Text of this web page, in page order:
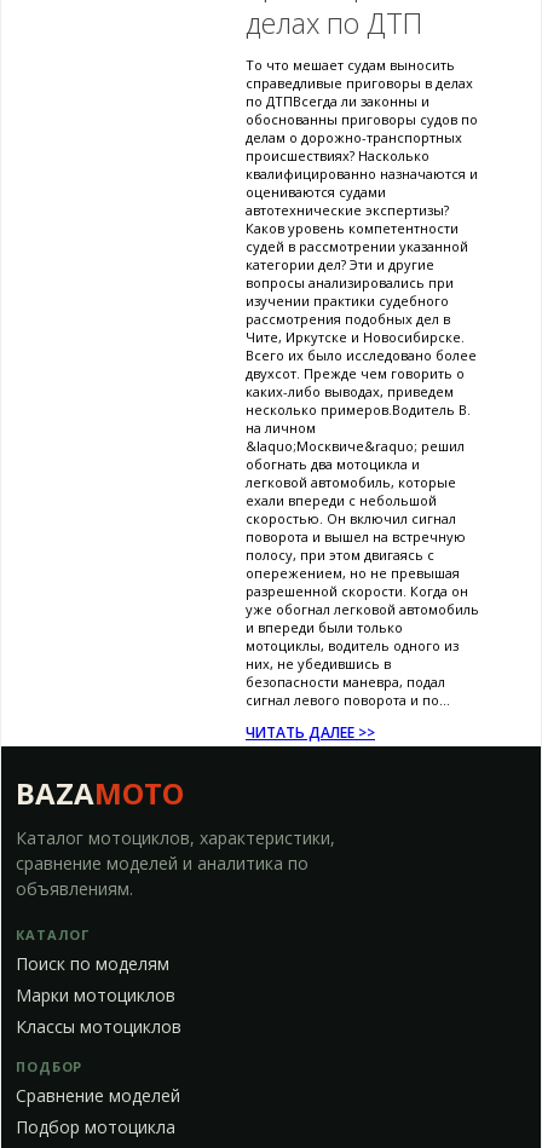
делах по ДТП
То что мешает судам выносить
справедливые приговоры в делах
по ДТПВсегда ли законны и
обоснованны приговоры судов по
делам о дорожно-транспортных
происшествиях? Насколько
квалифицированно назначаются и
оцениваются судами
автотехнические экспертизы?
Каков уровень компетентности
судей в рассмотрении указанной
категории дел? Эти и другие
вопросы анализировались при
изучении практики судебного
рассмотрения подобных дел в
Чите, Иркутске и Новосибирске.
Всего их было исследовано более
двухсот. Прежде чем говорить о
каких-либо выводах, приведем
несколько примеров.Водитель В.
на личном
&laquo;Москвиче&raquo; решил
обогнать два мотоцикла и
легковой автомобиль, которые
ехали впереди с небольшой
скоростью. Он включил сигнал
поворота и вышел на встречную
полосу, при этом двигаясь с
опережением, но не превышая
разрешенной скорости. Когда он
уже обогнал легковой автомобиль
и впереди были только
мотоциклы, водитель одного из
них, не убедившись в
безопасности маневра, подал
сигнал левого поворота и по...
ЧИТАТЬ ДАЛЕЕ >>
BAZAMOTO
Каталог мотоциклов, характеристики,
сравнение моделей и аналитика по
объявлениям.
КАТАЛОГ
Поиск по моделям
Марки мотоциклов
Классы мотоциклов
ПОДБОР
Сравнение моделей
Подбор мотоцикла